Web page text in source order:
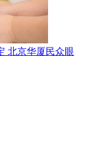
北京华厦民众眼